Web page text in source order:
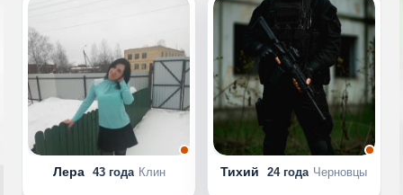
Лера Клин
43 года Тихий Черновцы
24 года